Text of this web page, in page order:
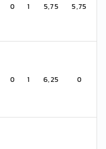
0 1 5,75 5,75
0 1 6,25 0